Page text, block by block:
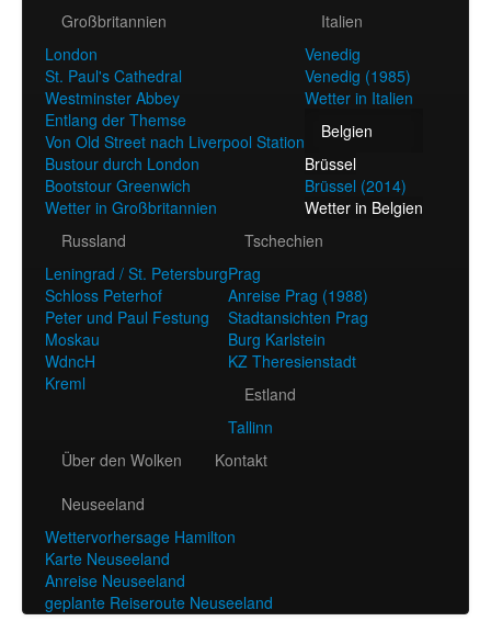
Großbritannien
London
St. Paul's Cathedral
Westminster Abbey
Entlang der Themse
Von Old Street nach Liverpool Station
Bustour durch London
Bootstour Greenwich
Wetter in Großbritannien
Italien
Venedig
Venedig (1985)
Wetter in Italien
Belgien
Brüssel
Brüssel (2014)
Wetter in Belgien
Russland
Leningrad / St. Petersburg
Schloss Peterhof
Peter und Paul Festung
Moskau
WdncH
Kreml
Tschechien
Prag
Anreise Prag (1988)
Stadtansichten Prag
Burg Karlstein
KZ Theresienstadt
Estland
Tallinn
Über den Wolken
Kontakt
Neuseeland
Wettervorhersage Hamilton
Karte Neuseeland
Anreise Neuseeland
geplante Reiseroute Neuseeland